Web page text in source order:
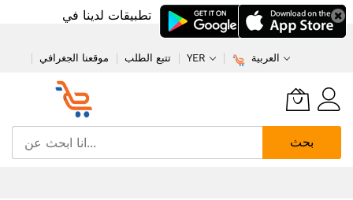
تطبيقات لدينا في
موقعنا الجغرافي تتبع الطلب YER العربية
بحث